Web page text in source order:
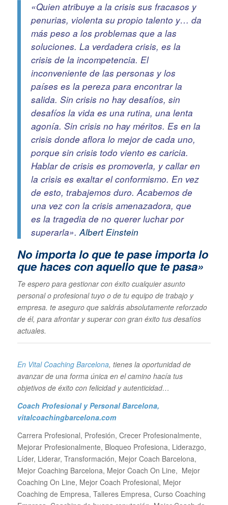
«Quien atribuye a la crisis sus fracasos y
penurias, violenta su propio talento y… da
más peso a los problemas que a las
soluciones. La verdadera crisis, es la
crisis de la incompetencia. El
inconveniente de las personas y los
países es la pereza para encontrar la
salida. Sin crisis no hay desafíos, sin
desafíos la vida es una rutina, una lenta
agonía. Sin crisis no hay méritos. Es en la
crisis donde aflora lo mejor de cada uno,
porque sin crisis todo viento es caricia.
Hablar de crisis es promoverla, y callar en
la crisis es exaltar el conformismo. En vez
de esto, trabajemos duro. Acabemos de
una vez con la crisis amenazadora, que
es la tragedia de no querer luchar por
superarla».Albert Einstein
No importa lo que te pase importa lo
que haces con aquello que te pasa»
Te espero para gestionar con éxito cualquier asunto
personal o profesional tuyo o de tu equipo de trabajo y
empresa. te aseguro que saldrás absolutamente reforzado
de él, para afrontar y superar con gran éxito tus desafíos
actuales.
En Vital Coaching Barcelona, tienes la oportunidad de
avanzar de una forma única en el camino hacía tus
objetivos de éxito con felicidad y autenticidad…
Coach Profesional y Personal Barcelona,
vitalcoachingbarcelona.com
Carrera Profesional, Profesión, Crecer Profesionalmente,
Mejorar Profesionalmente, Bloqueo Profesiona, Liderazgo,
Líder, Liderar, Transformación, Mejor Coach Barcelona,
Mejor Coaching Barcelona, Mejor Coach On Line, Mejor
Coaching On Line, Mejor Coach Profesional, Mejor
Coaching de Empresa, Talleres Empresa, Curso Coaching